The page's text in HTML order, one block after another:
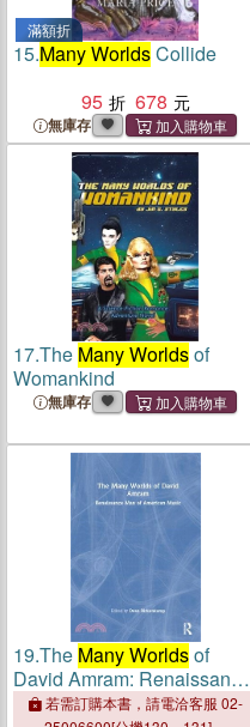
滿額折
15.Many WorldsCollide
95
678
無庫存
17.The Many Worldsof
Womankind
無庫存
19.The Many Worldsof
David Amram: Renaissance
Man of American Music
若需訂購本書，請電洽客服 02-